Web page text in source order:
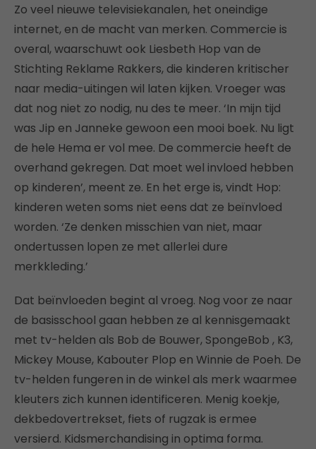
Zo veel nieuwe televisiekanalen, het oneindige
internet, en de macht van merken. Commercie is
overal, waarschuwt ook Liesbeth Hop van de
Stichting Reklame Rakkers, die kinderen kritischer
naar media-uitingen wil laten kijken. Vroeger was
dat nog niet zo nodig, nu des te meer. ‘In mijn tijd
was Jip en Janneke gewoon een mooi boek. Nu ligt
de hele Hema er vol mee. De commercie heeft de
overhand gekregen. Dat moet wel invloed hebben
op kinderen’, meent ze. En het erge is, vindt Hop:
kinderen weten soms niet eens dat ze beïnvloed
worden. ‘Ze denken misschien van niet, maar
ondertussen lopen ze met allerlei dure
merkkleding.’
Dat beïnvloeden begint al vroeg. Nog voor ze naar
de basisschool gaan hebben ze al kennisgemaakt
met tv-helden als Bob de Bouwer, SpongeBob , K3,
Mickey Mouse, Kabouter Plop en Winnie de Poeh. De
tv-helden fungeren in de winkel als merk waarmee
kleuters zich kunnen identificeren. Menig koekje,
dekbedovertrekset, fiets of rugzak is ermee
versierd. Kidsmerchandising in optima forma.